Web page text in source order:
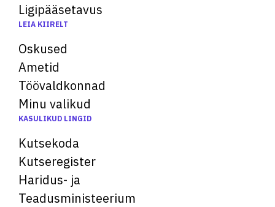
Ligipääsetavus
LEIA KIIRELT
Oskused
Ametid
Töövaldkonnad
Minu valikud
KASULIKUD LINGID
Kutsekoda
Kutseregister
Haridus- ja
Teadusministeerium